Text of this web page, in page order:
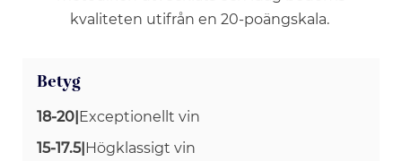
kvaliteten utifrån en 20-poängskala.
Betyg
18-20|Exceptionellt vin
15-17.5|Högklassigt vin